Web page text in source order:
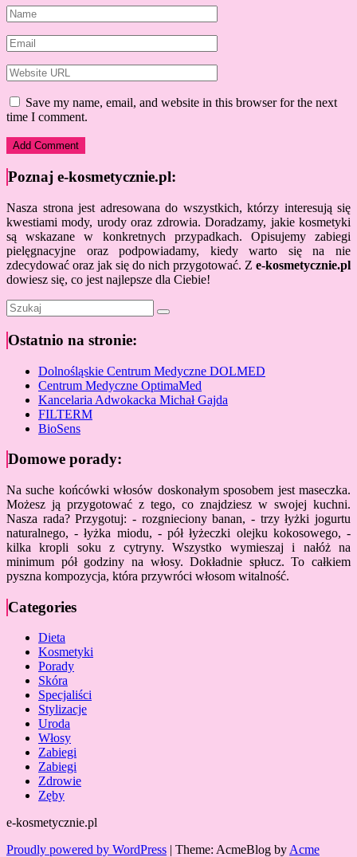
Save my name, email, and website in this browser for the next
time I comment.
Poznaj e-kosmetycznie.pl:
Nasza strona jest adresowana do wszystkich, którzy interesują się
kwestiami mody, urody oraz zdrowia. Doradzamy, jakie kosmetyki
są wskazane w konkretnych przypadkach. Opisujemy zabiegi
pielęgnacyjne oraz podpowiadamy, kiedy warto się na nie
zdecydować oraz jak się do nich przygotować. Z e-kosmetycznie.pl
dowiesz się, co jest najlepsze dla Ciebie!
Ostatnio na stronie:
Dolnośląskie Centrum Medyczne DOLMED
Centrum Medyczne OptimaMed
Kancelaria Adwokacka Michał Gajda
FILTERM
BioSens
Domowe porady:
Na suche końcówki włosów doskonałym sposobem jest maseczka.
Możesz ją przygotować z tego, co znajdziesz w swojej kuchni.
Nasza rada? Przygotuj: - rozgnieciony banan, - trzy łyżki jogurtu
naturalnego, - łyżka miodu, - pół łyżeczki olejku kokosowego, -
kilka kropli soku z cytryny. Wszystko wymieszaj i nałóż na
minimum pół godziny na włosy. Dokładnie spłucz. To całkiem
pyszna kompozycja, która przywróci włosom witalność.
Categories
Dieta
Kosmetyki
Porady
Skóra
Specjaliści
Stylizacje
Uroda
Włosy
Zabiegi
Zabiegi
Zdrowie
Zęby
e-kosmetycznie.pl
Proudly powered by WordPress
Theme: AcmeBlog byAcme